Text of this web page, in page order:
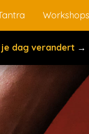
Workshops
je dag verandert →